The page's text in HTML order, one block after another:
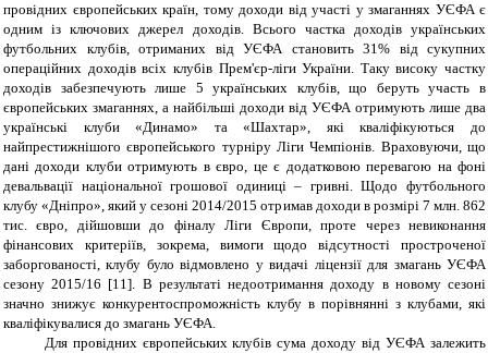
провідних європейських країн, тому доходи від участі у змаганнях УЄФА є
одним із ключових джерел доходів. Всього частка доходів українських
футбольних клубів, отриманих від УЄФА становить 31% від сукупних
операційних доходів всіх клубів Прем'єр-ліги України. Таку високу частку
доходів забезпечують лише 5 українських клубів, що беруть участь в
європейських змаганнях, а найбільші доходи від УЄФА отримують лише два
українські клуби «Динамо» та «Шахтар», які кваліфікуються до
найпрестижнішого європейського турніру Ліги Чемпіонів. Враховуючи, що
дані доходи клуби отримують в євро, це є додатковою перевагою на фоні
девальвації національної грошової одиниці – гривні. Щодо футбольного
клубу «Дніпро», який у сезоні 2014/2015 отримав доходи в розмірі 7 млн. 862
тис. євро, дійшовши до фіналу Ліги Європи, проте через невиконання
фінансових критеріїв, зокрема, вимоги щодо відсутності простроченої
заборгованості, клубу було відмовлено у видачі ліцензії для змагань УЄФА
сезону 2015/16 [11]. В результаті недоотримання доходу в новому сезоні
значно знижує конкурентоспроможність клубу в порівнянні з клубами, які
кваліфікувалися до змагань УЄФА.
Для провідних європейських клубів сума доходу від УЄФА залежить